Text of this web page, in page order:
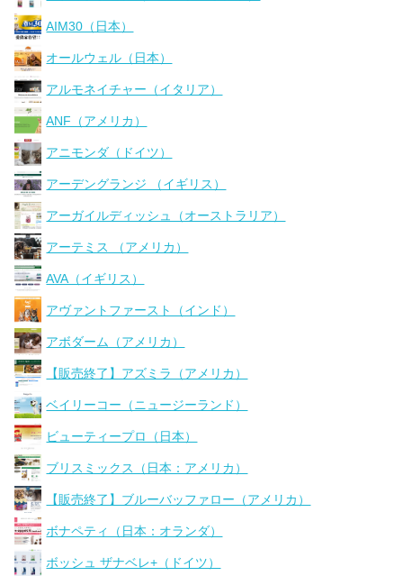
AIM30（日本）
オールウェル（日本）
アルモネイチャー（イタリア）
ANF（アメリカ）
アニモンダ（ドイツ）
アーデングランジ （イギリス）
アーガイルディッシュ（オーストラリア）
アーテミス （アメリカ）
AVA（イギリス）
アヴァントファースト（インド）
アボダーム（アメリカ）
【販売終了】アズミラ（アメリカ）
ベイリーコー（ニュージーランド）
ビューティープロ（日本）
ブリスミックス（日本：アメリカ）
【販売終了】ブルーバッファロー（アメリカ）
ボナペティ（日本：オランダ）
ボッシュ ザナベレ+（ドイツ）